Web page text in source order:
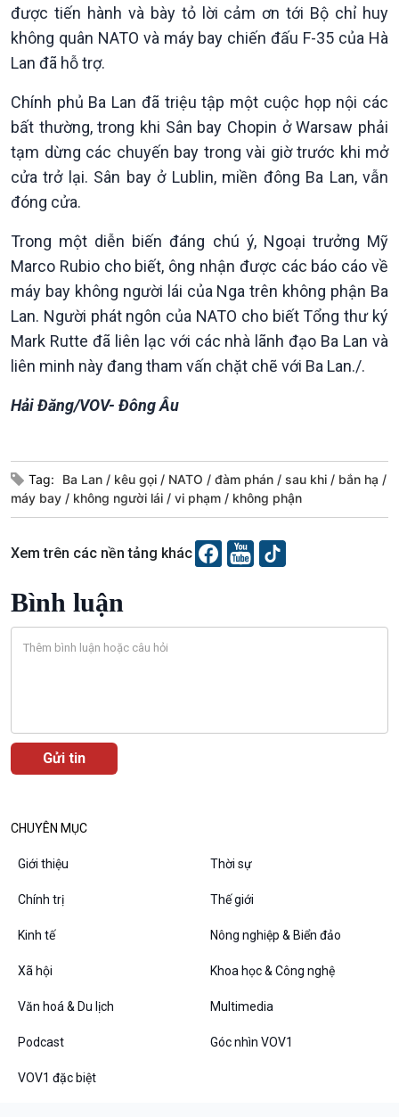
Xã hội
Tin Đời sống & Xã hội
360 độ Sức khỏe
Chuyển đổi Xanh
Tài nguyên và Môi trường
Chuyên gia của bạn
Xã hội chuyển động
Bước chân đến trường
Khoa học & Công nghệ
Tin Khoa học & Công nghệ
Kết nối công nghệ
Sống chung với biến đổi
Văn hoá & Du lịch
Tin Văn hoá & Du lịch
Chát với người nổi tiếng
Multimedia
Ảnh
Video
E-Magazine
Podcast
Đối thoại
Chuyện đêm
được tiến hành và bày tỏ lời cảm ơn tới Bộ chỉ huy
không quân NATO và máy bay chiến đấu F-35 của Hà
Lan đã hỗ trợ.
Chính phủ Ba Lan đã triệu tập một cuộc họp nội các
bất thường, trong khi Sân bay Chopin ở Warsaw phải
tạm dừng các chuyến bay trong vài giờ trước khi mở
cửa trở lại. Sân bay ở Lublin, miền đông Ba Lan, vẫn
đóng cửa.
Trong một diễn biến đáng chú ý, Ngoại trưởng Mỹ
Marco Rubio cho biết, ông nhận được các báo cáo về
máy bay không người lái của Nga trên không phận Ba
Lan. Người phát ngôn của NATO cho biết Tổng thư ký
Mark Rutte đã liên lạc với các nhà lãnh đạo Ba Lan và
liên minh này đang tham vấn chặt chẽ với Ba Lan./.
Hải Đăng/VOV- Đông Âu
Tag: Ba Lan kêu gọi NATO đàm phán sau khi
bắn hạ
máy bay
không người lái vi phạm không phận
Xem trên các nền tảng khác
Bình luận
CHUYÊN MỤC
Giới thiệu Thời sự
Chính trị Thế giới
Kinh tế Nông nghiệp & Biển đảo
Xã hội Khoa học & Công nghệ
Văn hoá & Du lịch Multimedia
Podcast Góc nhìn VOV1
VOV1 đặc biệt